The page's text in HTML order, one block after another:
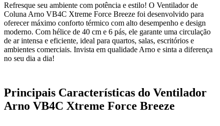
Refresque seu ambiente com potência e estilo! O Ventilador de
Coluna Arno VB4C Xtreme Force Breeze foi desenvolvido para
oferecer máximo conforto térmico com alto desempenho e design
moderno. Com hélice de 40 cm e 6 pás, ele garante uma circulação
de ar intensa e eficiente, ideal para quartos, salas, escritórios e
ambientes comerciais. Invista em qualidade Arno e sinta a diferença
no seu dia a dia!
Principais Características do Ventilador
Arno VB4C Xtreme Force Breeze